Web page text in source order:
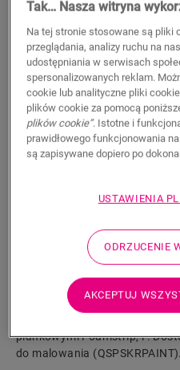
21,99
Sugerowana cena brutto
Właściwości
podłogi. Praktyczne rowki na
przypodłogową można łatwo
naszego kleju One4All lub
należy użyć kołków NEPLUG
Sprawdzą się one nawet w
piankowymi Foamstrip, i .
do malowania (QSPSKRPAINT).
Tak… Nasza witryna
Na tej stronie stosowane są pliki
przeglądania, analizy ruchu na
udostępniania w serwisach
spersonalizowanych reklam.
cookie lub analityczne pliki
plików cookie za pomocą
plików cookie”. Istotne i
prawidłowego funkcjonowania
są zapisywane dopiero po
USTAWIENIA
ODRZUCENIE
AKCEPTUJ